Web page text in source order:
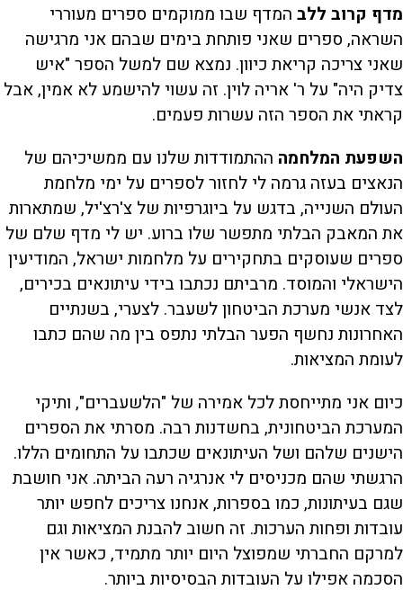
מדף קרוב ללב המדף שבו ממוקמים ספרים מעוררי
השראה, ספרים שאני פותחת בימים שבהם אני מרגישה
שאני צריכה קריאת כיוון. נמצא שם למשל הספר "איש
צדיק היה" על ר' אריה לוין. זה עשוי להישמע לא אמין, אבל
קראתי את הספר הזה עשרות פעמים.
השפעת המלחמה ההתמודדות שלנו עם ממשיכיהם של
הנאצים בעזה גרמה לי לחזור לספרים על ימי מלחמת
העולם השנייה, בדגש על ביוגרפיות של צ'רצ'יל, שמתארות
את המאבק הבלתי מתפשר שלו ברוע. יש לי מדף שלם של
ספרים שעוסקים בתחקירים על מלחמות ישראל, המודיעין
הישראלי והמוסד. מרביתם נכתבו בידי עיתונאים בכירים,
לצד אנשי מערכת הביטחון לשעבר. לצערי, בשנתיים
האחרונות נחשף הפער הבלתי נתפס בין מה שהם כתבו
לעומת המציאות.
כיום אני מתייחסת לכל אמירה של "הלשעברים", ותיקי
המערכת הביטחונית, בחשדנות רבה. מסרתי את הספרים
הישנים שלהם ושל העיתונאים שכתבו על התחומים הללו.
הרגשתי שהם מכניסים לי אנרגיה רעה הביתה. אני חושבת
שגם בעיתונות, כמו בספרות, אנחנו צריכים לחפש יותר
עובדות ופחות הערכות. זה חשוב להבנת המציאות וגם
למרקם החברתי שמפוצל היום יותר מתמיד, כאשר אין
הסכמה אפילו על העובדות הבסיסיות ביותר.